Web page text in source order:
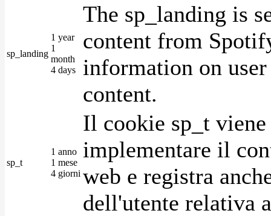
sp_landing
1 year
1
month
4 days
The sp_landing is
content from
information on
content.
sp_t
1 anno
1 mese
4 giorni
Il cookie sp_t
implementare il
web e registra
dell'utente relativa